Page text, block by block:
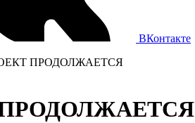
ВКонтакте
ПРОДОЛЖАЕТСЯ